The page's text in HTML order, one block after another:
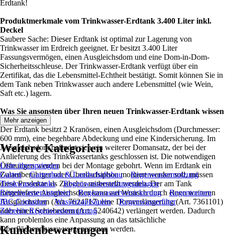
Erdtank!
Produktmerkmale vom Trinkwasser-Erdtank 3.400 Liter inkl.
Deckel
Saubere Sache: Dieser Erdtank ist optimal zur Lagerung von
Trinkwasser im Erdreich geeignet. Er besitzt 3.400 Liter
Fassungsvermögen, einen Ausgleichsdom und eine Dom-in-Dom-
Sicherheitsschleuse. Der Trinkwasser-Erdtank verfügt über ein
Zertifikat, das die Lebensmittel-Echtheit bestätigt. Somit können Sie in
dem Tank neben Trinkwasser auch andere Lebensmittel (wie Wein,
Saft etc.) lagern.
Was Sie ansonsten über Ihren neuen Trinkwasser-Erdtank wissen
sollten
Der Erdtank besitzt 2 Kranösen, einen Ausgleichsdom (Durchmesser:
600 mm), eine begehbare Abdeckung und eine Kindersicherung. Im
Ausgleichsdom befindet sich ein weiterer Domansatz, der bei der
Anlieferung des Trinkwassertanks geschlossen ist. Die notwendigen
Öffnungen werden bei der Montage gebohrt. Wenn im Erdtank ein
Zulaufberuhiger oder Überlaufsiphon montiert werden soll, müssen
diese Produkte als Zubehör mitbestellt werden. Der am Tank
mitgelieferte Ausgleichsdom kann auf Wunsch durch einen weiteren
Ausgleichsdom (Art. 7624717) eine Domverlängerung (Art. 7361101)
oder einen Schiebedom (Art. 5240642) verlängert werden. Dadurch
kann problemlos eine Anpassung an das tatsächliche
Oberflächenniveau vorgenommen werden.
Mehr anzeigen
Weitere Kategorien
Liste überspringen
Garten
Gartenbau & Landschaftsbau
Regenwassernutzung
Trinkwassertanks
Regenwassernutzungsanlagen
Regenwasserzisternen
Regenwasserversickerung
Regentonnen
IBC Container
Wasserzapfsäulen
Regenwasserfilter
Zubehör Regenwassernutzung
Kundenbewertungen